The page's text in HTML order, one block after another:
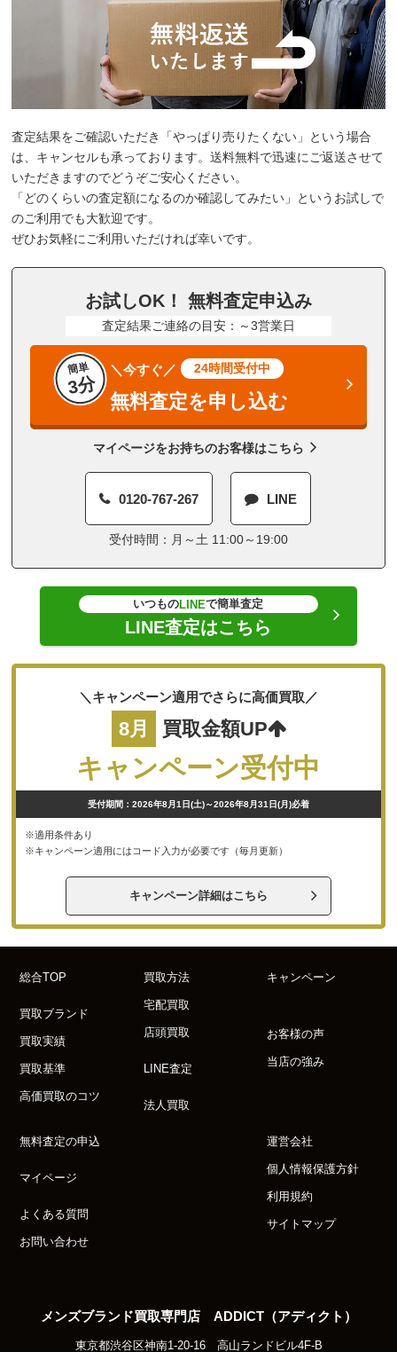
査定結果をご確認いただき「やっぱり売りたくない」という場合
は、キャンセルも承っております。送料無料で迅速にご返送させて
いただきますのでどうぞご安心ください。
「どのくらいの査定額になるのか確認してみたい」というお試しで
のご利用でも大歓迎です。
ぜひお気軽にご利用いただければ幸いです。
お試しOK！ 無料査定申込み
査定結果ご連絡の目安：～3営業日
簡単
3分
＼今すぐ／ 24時間受付中
無料査定を申し込む
マイページをお持ちのお客様はこちら
0120-767-267 LINE
受付時間：月～土 11:00～19:00
いつものLINEで簡単査定
LINE査定はこちら
＼キャンペーン適用でさらに高価買取／
8月 買取金額UP
キャンペーン受付中
受付期間：2026年8月1日(土)～2026年8月31日(月)必着
※適用条件あり
※キャンペーン適用にはコード入力が必要です（毎月更新）
キャンペーン詳細はこちら
総合TOP
買取ブランド
買取実績
買取基準
高価買取のコツ
買取方法
宅配買取
店頭買取
LINE査定
法人買取
キャンペーン
お客様の声
当店の強み
無料査定の申込
マイページ
よくある質問
お問い合わせ
運営会社
個人情報保護方針
利用規約
サイトマップ
メンズブランド買取専門店 ADDICT（アディクト）
東京都渋谷区神南1-20-16 高山ランドビル4F-B